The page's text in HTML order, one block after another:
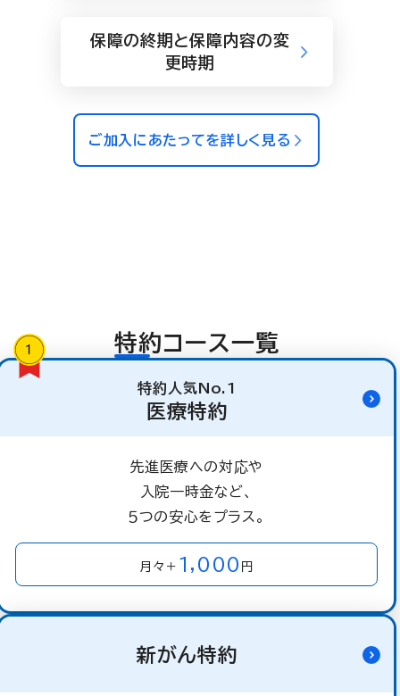
保障の終期と保障内容の変
更時期
ご加入にあたってを詳しく見る
特約コース一覧
特約人気No.1
医療特約
先進医療への対応や
入院一時金など、
５つの安心をプラス。
月々＋ 1,000 円
新がん特約